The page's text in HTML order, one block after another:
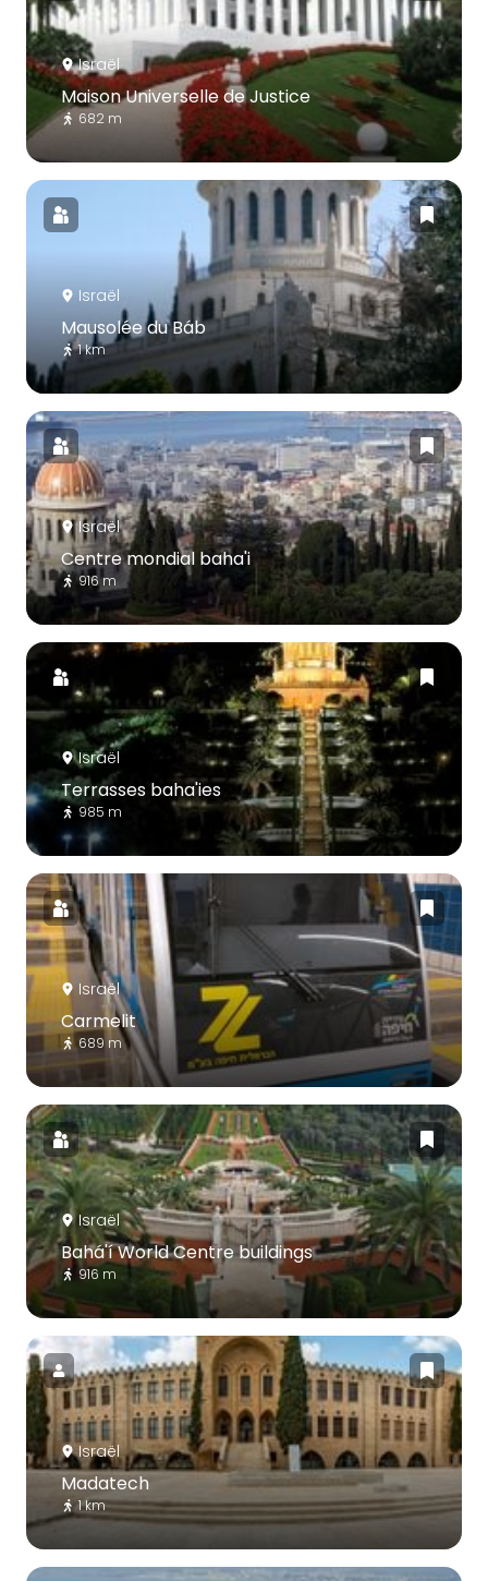
Israël
Maison Universelle de Justice
682 m
Israël
Mausolée du Báb
1 km
Israël
Centre mondial baha'i
916 m
Israël
Terrasses baha'ies
985 m
Israël
Carmelit
689 m
Israël
Bahá'í World Centre buildings
916 m
Israël
Madatech
1 km